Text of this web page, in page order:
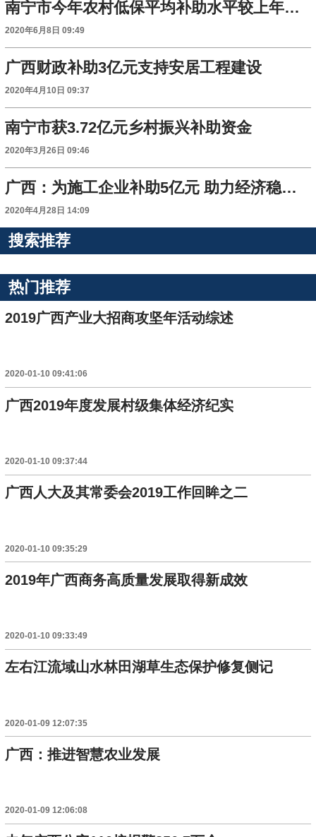
南宁市今年农村低保平均补助水平较上年提高22%
2020年6月8日 09:49
广西财政补助3亿元支持安居工程建设
2020年4月10日 09:37
南宁市获3.72亿元乡村振兴补助资金
2020年3月26日 09:46
广西：为施工企业补助5亿元 助力经济稳增长
2020年4月28日 14:09
搜索推荐
热门推荐
2019广西产业大招商攻坚年活动综述
2020-01-10 09:41:06
广西2019年度发展村级集体经济纪实
2020-01-10 09:37:44
广西人大及其常委会2019工作回眸之二
2020-01-10 09:35:29
2019年广西商务高质量发展取得新成效
2020-01-10 09:33:49
左右江流域山水林田湖草生态保护修复侧记
2020-01-09 12:07:35
广西：推进智慧农业发展
2020-01-09 12:06:08